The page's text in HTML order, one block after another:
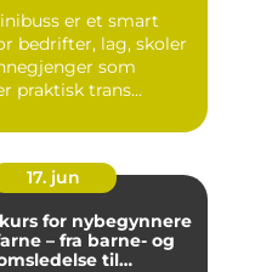
er et smart
bedrifter, lag, skoler
som
praktisk trans...
17. jun
for nybegynnere
– fra barne- og
til